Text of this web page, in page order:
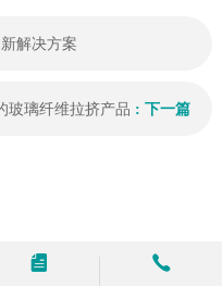
解决方案
玻璃纤维拉挤产品 : 下一篇